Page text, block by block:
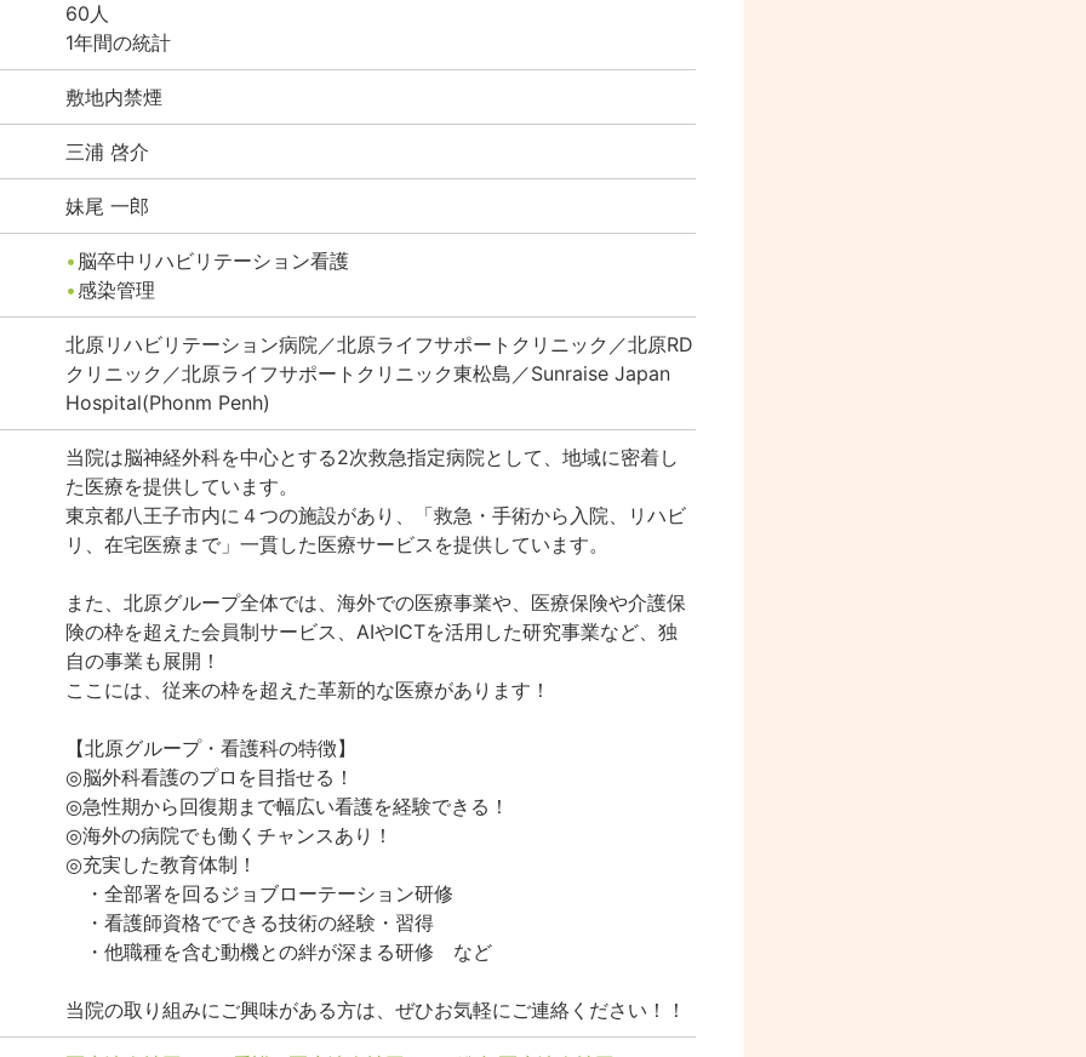
60人
1年間の統計
敷地内禁煙
三浦 啓介
妹尾 一郎
脳卒中リハビリテーション看護
感染管理
北原リハビリテーション病院／北原ライフサポートクリニック／北原RD
クリニック／北原ライフサポートクリニック東松島／Sunraise Japan
Hospital(Phonm Penh)
当院は脳神経外科を中心とする2次救急指定病院として、地域に密着し
た医療を提供しています。
東京都八王子市内に４つの施設があり、「救急・手術から入院、リハビ
リ、在宅医療まで」一貫した医療サービスを提供しています。
また、北原グループ全体では、海外での医療事業や、医療保険や介護保
険の枠を超えた会員制サービス、AIやICTを活用した研究事業など、独
自の事業も展開！
ここには、従来の枠を超えた革新的な医療があります！
【北原グループ・看護科の特徴】
◎脳外科看護のプロを目指せる！
◎急性期から回復期まで幅広い看護を経験できる！
◎海外の病院でも働くチャンスあり！
◎充実した教育体制！
・全部署を回るジョブローテーション研修
・看護師資格でできる技術の経験・習得
・他職種を含む動機との絆が深まる研修 など
当院の取り組みにご興味がある方は、ぜひお気軽にご連絡ください！！